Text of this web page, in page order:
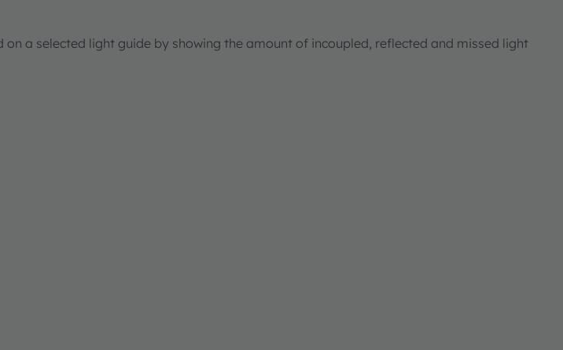
on a selected light guide by showing the amount of incoupled, reflected and missed light